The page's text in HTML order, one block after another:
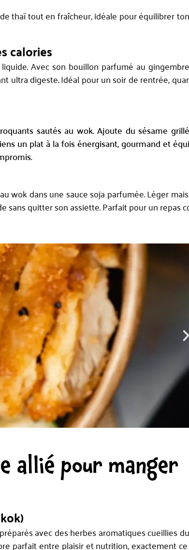
thaï tout en fraîcheur, idéale pour équilibrer
calories
Avec son bouillon parfumé au
ultra digeste. Idéal pour un soir de rentrée,
sautés au wok. Ajoute du sésame
un plat à la fois énergisant, gourmand et
wok dans une sauce soja parfumée. Léger
sans quitter son assiette. Parfait pour un repas
allié pour manger
avec des herbes aromatiques cueillies
parfait entre plaisir et nutrition, exactement